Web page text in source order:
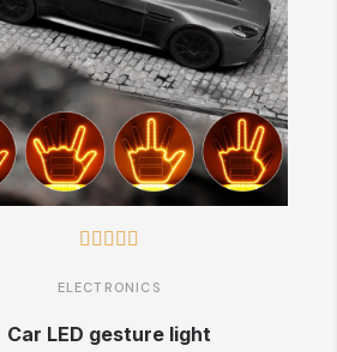
    
ELECTRONICS
Car LED gesture light